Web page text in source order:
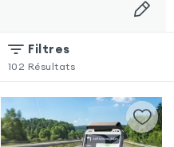
Filtres
102 Résultats